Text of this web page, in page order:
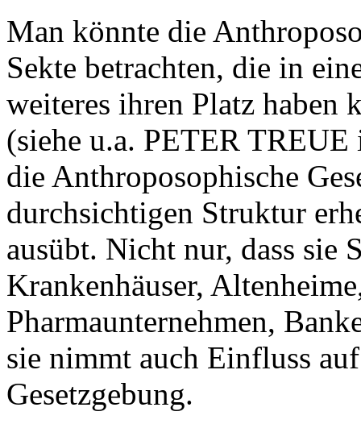
Man könnte die
Sekte betrachten, die in
weiteres ihren Platz haben
(siehe u.a. PETER
die Anthroposophische
durchsichtigen Struktur
ausübt. Nicht nur, dass sie
Krankenhäuser,
Pharmaunternehmen,
sie nimmt auch Einfluss
Gesetzgebung.